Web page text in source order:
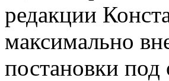
редакции
максимально
постановки